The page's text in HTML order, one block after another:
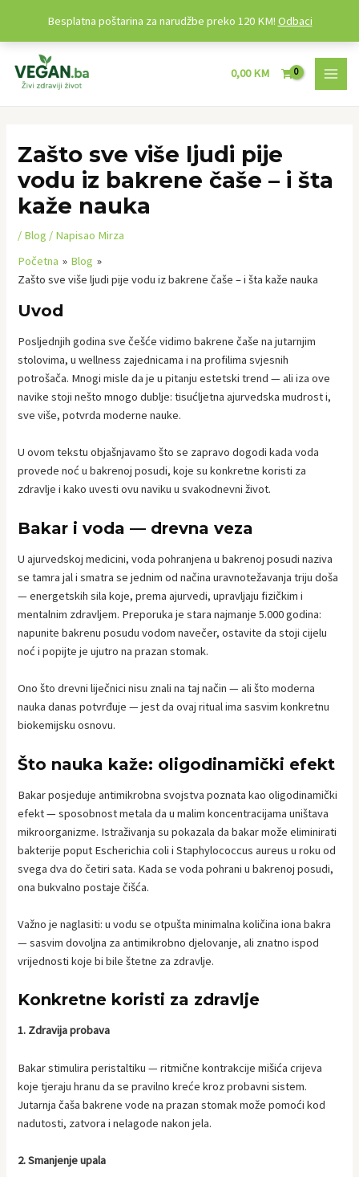
sadržaj
0,00KM
MAIN
Zašto sve više ljudi pije
vodu iz bakrene čaše – i šta
kaže nauka
/ Blog / Napisao Mirza
Početna
Blog
Zašto sve više ljudi pije vodu iz bakrene čaše – i šta kaže nauka
Uvod
Posljednjih godina sve češće vidimo bakrene čaše na jutarnjim
stolovima, u wellness zajednicama i na profilima svjesnih
potrošača. Mnogi misle da je u pitanju estetski trend — ali iza ove
navike stoji nešto mnogo dublje: tisućljetna ajurvedska mudrost i,
sve više, potvrda moderne nauke.
U ovom tekstu objašnjavamo što se zapravo dogodi kada voda
provede noć u bakrenoj posudi, koje su konkretne koristi za
zdravlje i kako uvesti ovu naviku u svakodnevni život.
Bakar i voda — drevna veza
U ajurvedskoj medicini, voda pohranjena u bakrenoj posudi naziva
se tamra jal i smatra se jednim od načina uravnotežavanja triju doša
— energetskih sila koje, prema ajurvedi, upravljaju fizičkim i
mentalnim zdravljem. Preporuka je stara najmanje 5.000 godina:
napunite bakrenu posudu vodom navečer, ostavite da stoji cijelu
noć i popijte je ujutro na prazan stomak.
Ono što drevni liječnici nisu znali na taj način — ali što moderna
nauka danas potvrđuje — jest da ovaj ritual ima sasvim konkretnu
biokemijsku osnovu.
Što nauka kaže: oligodinamički efekt
Bakar posjeduje antimikrobna svojstva poznata kao oligodinamički
efekt — sposobnost metala da u malim koncentracijama uništava
mikroorganizme. Istraživanja su pokazala da bakar može eliminirati
bakterije poput Escherichia coli i Staphylococcus aureus u roku od
svega dva do četiri sata. Kada se voda pohrani u bakrenoj posudi,
ona bukvalno postaje čišća.
Važno je naglasiti: u vodu se otpušta minimalna količina iona bakra
— sasvim dovoljna za antimikrobno djelovanje, ali znatno ispod
vrijednosti koje bi bile štetne za zdravlje.
Konkretne koristi za zdravlje
1. Zdravija probava
Bakar stimulira peristaltiku — ritmične kontrakcije mišića crijeva
koje tjeraju hranu da se pravilno kreće kroz probavni sistem.
Jutarnja čaša bakrene vode na prazan stomak može pomoći kod
nadutosti, zatvora i nelagode nakon jela.
2. Smanjenje upala
Besplatna poštarina za narudžbe preko 120 KM! Odbaci